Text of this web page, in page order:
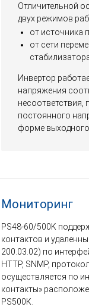
Отличительной
двух режимов
от источника
от сети
Инвертор
напряжения
несоответствия,
постоянного
форме
Мониторинг
PS48-60/500K
контактов и
200.03.02) по
HTTP, SNMP,
осуществляется по
контакты»
PS500К.